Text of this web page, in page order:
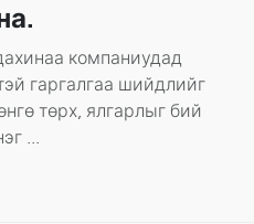
компаниудад
гаргалгаа шийдлийг
төрх, ялгарлыг бий
...